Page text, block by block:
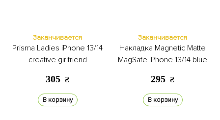
Заканчивается
Prisma Ladies iPhone 13/14
creative girlfriend
305 ₴
В корзину
Заканчивается
Накладка Magnetic Matte
MagSafe iPhone 13/14 blue
295 ₴
В корзину